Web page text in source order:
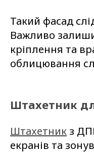
Такий фасад
Важливо
кріплення та
облицювання
Штахетник
Штахетник з
екранів та